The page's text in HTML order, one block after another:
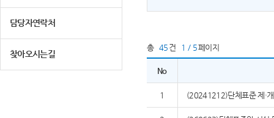
담당자연락처
찾아오시는길
총 45 건 1 / 5페이지
No
1 (20241212)단체표준 제·